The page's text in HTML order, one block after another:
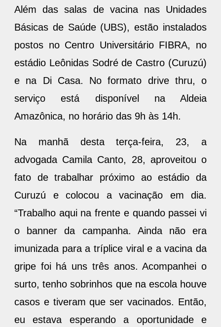
Além das salas de vacina nas Unidades
Básicas de Saúde (UBS), estão instalados
postos no Centro Universitário FIBRA, no
estádio Leônidas Sodré de Castro (Curuzú)
e na Di Casa. No formato drive thru, o
serviço está disponível na Aldeia
Amazônica, no horário das 9h às 14h.
Na manhã desta terça-feira, 23, a
advogada Camila Canto, 28, aproveitou o
fato de trabalhar próximo ao estádio da
Curuzú e colocou a vacinação em dia.
“Trabalho aqui na frente e quando passei vi
o banner da campanha. Ainda não era
imunizada para a tríplice viral e a vacina da
gripe foi há uns três anos. Acompanhei o
surto, tenho sobrinhos que na escola houve
casos e tiveram que ser vacinados. Então,
eu estava esperando a oportunidade e